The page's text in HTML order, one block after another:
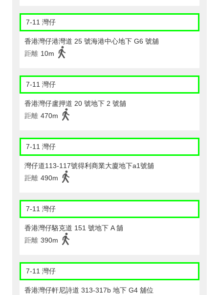
7-11 灣仔
香港灣仔港灣道 25 號海港中心地下 G6 號舖
距離 10m
7-11 灣仔
香港灣仔盧押道 20 號地下 2 號舖
距離 470m
7-11 灣仔
灣仔道113-117號得利商業大廈地下a1號舖
距離 490m
7-11 灣仔
香港灣仔駱克道 151 號地下 A 舖
距離 390m
7-11 灣仔
香港灣仔軒尼詩道 313-317b 地下 G4 舖位